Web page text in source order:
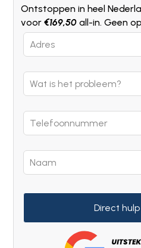
Ontstoppen in heel
voor€169,50 all-in. Geen
Leave
this
blank
Direct